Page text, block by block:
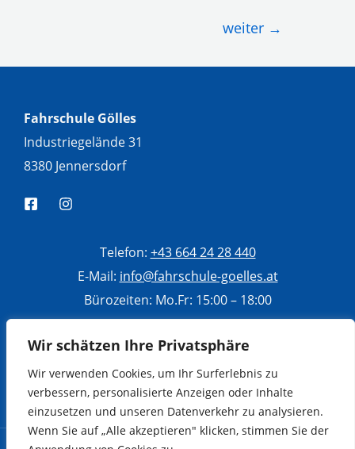
Wir schätzen Ihre Privatsphäre
Wir verwenden Cookies, um Ihr Surferlebnis zu
verbessern, personalisierte Anzeigen oder Inhalte
einzusetzen und unseren Datenverkehr zu analysieren.
Wenn Sie auf „Alle akzeptieren" klicken, stimmen Sie der
weiter →
Fahrschule Gölles
Industriegelände 31
8380 Jennersdorf
Telefon: +43 664 24 28 440
E-Mail: info@fahrschule-goelles.at
Bürozeiten: Mo.Fr: 15:00 – 18:00
Di, Mi, Do: 10:00 – 13:00
Sa: 9:00 – 12:00